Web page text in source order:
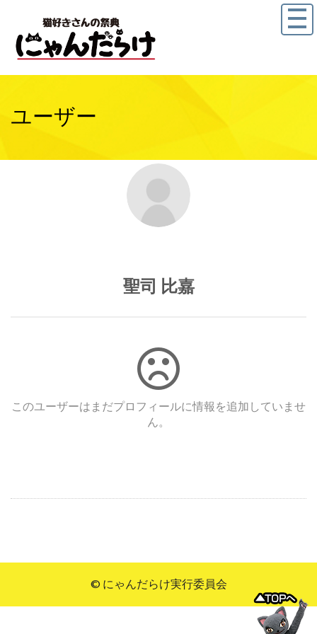
ユーザー
聖司 比嘉
このユーザーはまだプロフィールに情報を追加していませ
ん。
© にゃんだらけ実行委員会